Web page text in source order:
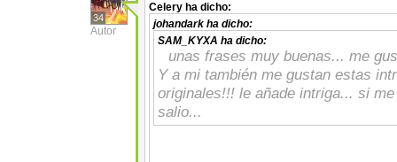
34
Autor
Celery ha dicho:
johandark ha dicho:
SAM_KYXA ha dicho:
unas frases muy buenas... me
Y a mi también me gustan estas
originales!!! le añade intriga... si
salio...